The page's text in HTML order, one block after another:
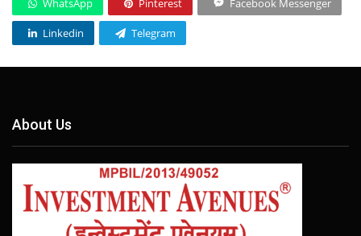
WhatsApp Pinterest Facebook Messenger
Linkedin Telegram
About Us